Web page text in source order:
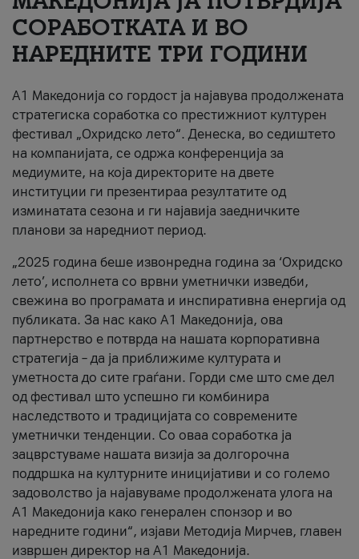
СОРАБОТКАТА И ВО
НАРЕДНИТЕ ТРИ ГОДИНИ
A1 Македонија со гордост ја најавува продолжената
стратегиска соработка со престижниот културен
фестивал „Охридско лето“. Денеска, во седиштето
на компанијата, се одржа конференција за
медиумите, на која директорите на двете
институции ги презентираа резултатите од
изминатата сезона и ги најавија заедничките
планови за наредниот период.
„2025 година беше извонредна година за ‘Охридско
лето’, исполнета со врвни уметнички изведби,
свежина во програмата и инспиративна енергија од
публиката. За нас како A1 Македонија, ова
партнерство е потврда на нашата корпоративна
стратегија – да ја приближиме културата и
уметноста до сите граѓани. Горди сме што сме дел
од фестивал што успешно ги комбинира
наследството и традицијата со современите
уметнички тенденции. Со оваа соработка ја
зацврстуваме нашата визија за долгорочна
поддршка на културните иницијативи и со големо
задоволство ја најавуваме продолжената улога на
A1 Македонија како генерален спонзор и во
наредните години“, изјави Методија Мирчев, главен
извршен директор на A1 Македонија.